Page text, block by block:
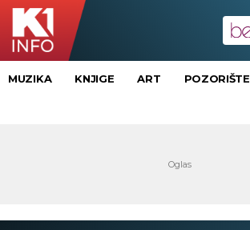
MUZIKA KNJIGE ART POZORIŠTE